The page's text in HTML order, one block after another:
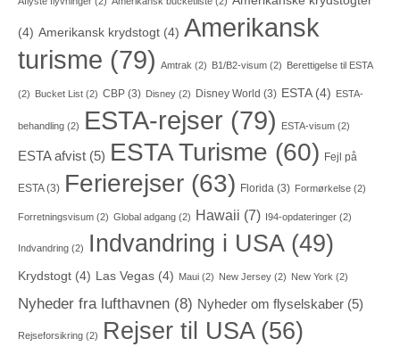
(4) Amerikansk krydstogt (4) Amerikansk
turisme (79) Amtrak (2) B1/B2-visum (2) Berettigelse til ESTA
(2) Bucket List (2) CBP (3) Disney (2) Disney World (3) ESTA(4) ESTA-
behandling (2) ESTA-rejser (79) ESTA-visum (2)
ESTA afvist (5) ESTA Turisme (60) Fejl på
ESTA(3) Ferierejser (63) Florida (3) Formørkelse (2)
Forretningsvisum (2) Global adgang (2) Hawaii (7) I94-opdateringer (2)
Indvandring (2) Indvandring i USA(49)
Krydstogt (4) Las Vegas (4) Maui (2) New Jersey (2) New York (2)
Nyheder fra lufthavnen (8) Nyheder om flyselskaber (5)
Rejseforsikring (2) Rejser til USA(56)